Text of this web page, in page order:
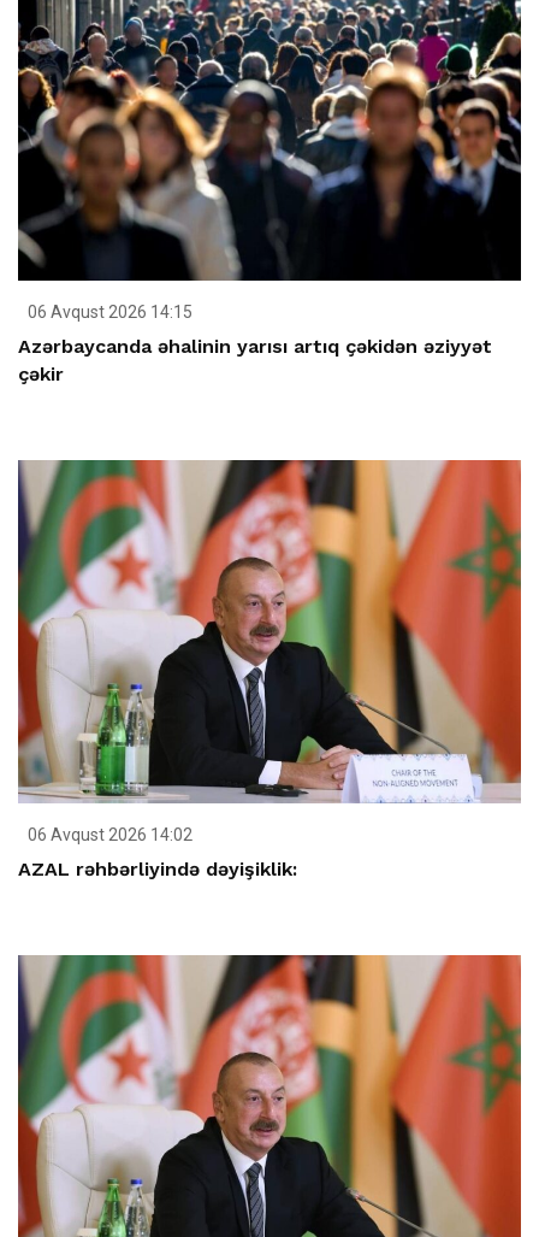
06 Avqust 2026 14:15
Azərbaycanda əhalinin yarısı artıq çəkidən əziyyət
çəkir
06 Avqust 2026 14:02
AZAL rəhbərliyində dəyişiklik: